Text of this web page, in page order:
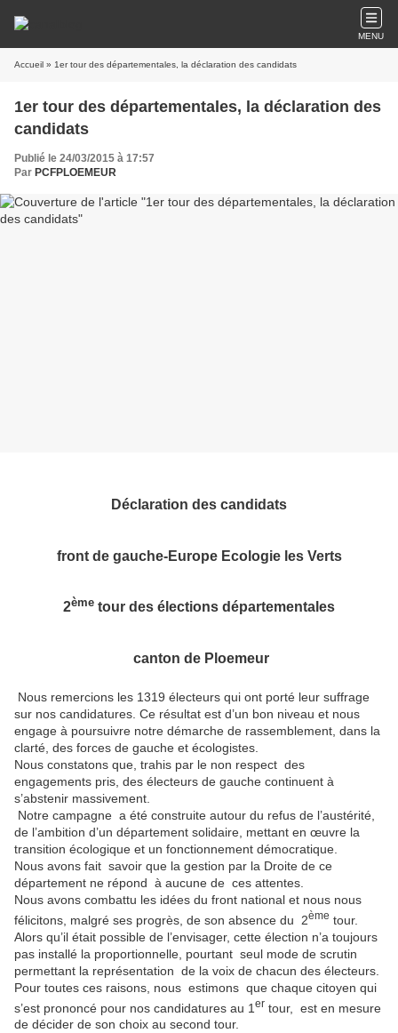
MENU
Accueil » 1er tour des départementales, la déclaration des candidats
1er tour des départementales, la déclaration des
candidats
Publié le 24/03/2015 à 17:57
Par PCFPLOEMEUR
Déclaration des candidats
front de gauche-Europe Ecologie les Verts
2ème tour des élections départementales
canton de Ploemeur
Nous remercions les 1319 électeurs qui ont porté leur suffrage
sur nos candidatures. Ce résultat est d’un bon niveau et nous
engage à poursuivre notre démarche de rassemblement, dans la
clarté, des forces de gauche et écologistes.
Nous constatons que, trahis par le non respect des
engagements pris, des électeurs de gauche continuent à
s’abstenir massivement.
Notre campagne a été construite autour du refus de l’austérité,
de l’ambition d’un département solidaire, mettant en œuvre la
transition écologique et un fonctionnement démocratique.
Nous avons fait savoir que la gestion par la Droite de ce
département ne répond à aucune de ces attentes.
Nous avons combattu les idées du front national et nous nous
félicitons, malgré ses progrès, de son absence du 2ème tour.
Alors qu’il était possible de l’envisager, cette élection n’a toujours
pas installé la proportionnelle, pourtant seul mode de scrutin
permettant la représentation de la voix de chacun des électeurs.
Pour toutes ces raisons, nous estimons que chaque citoyen qui
s’est prononcé pour nos candidatures au 1 er tour, est en mesure
de décider de son choix au second tour.